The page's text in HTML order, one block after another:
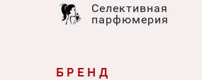
Селективная
парфюмерия
БРЕНД